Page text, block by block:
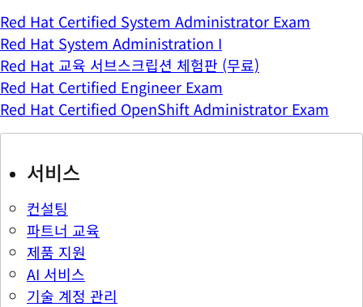
Red Hat Certified System Administrator Exam
Red Hat System Administration I
Red Hat 교육 서브스크립션 체험판 (무료)
Red Hat Certified Engineer Exam
Red Hat Certified OpenShift Administrator Exam
서비스
컨설팅
파트너 교육
제품 지원
AI 서비스
기술 계정 관리